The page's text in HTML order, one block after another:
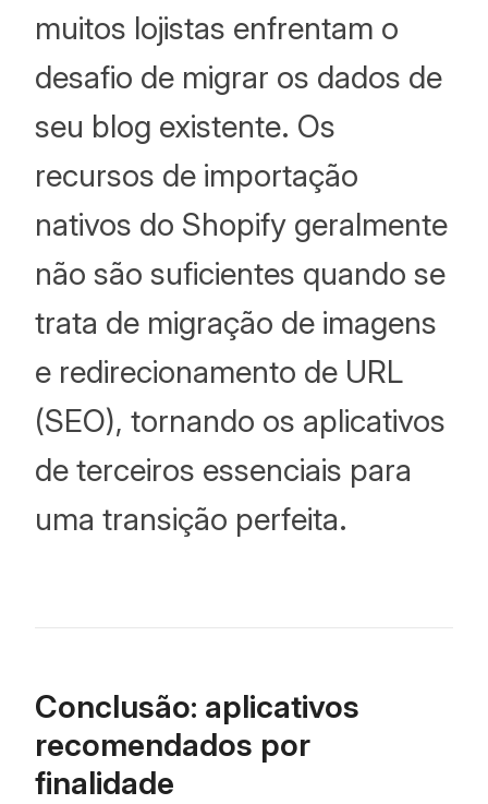
muitos lojistas enfrentam o
desafio de migrar os dados de
seu blog existente. Os
recursos de importação
nativos do Shopify geralmente
não são suficientes quando se
trata de migração de imagens
e redirecionamento de URL
(SEO), tornando os aplicativos
de terceiros essenciais para
uma transição perfeita.
Conclusão: aplicativos
recomendados por
finalidade